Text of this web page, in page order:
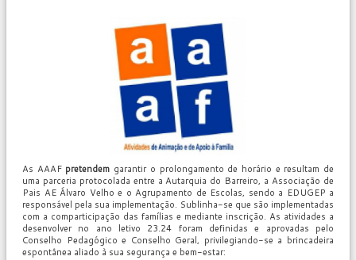
As AAAF pretendem garantir o prolongamento de horário e resultam de
uma parceria protocolada entre a Autarquia do Barreiro, a Associação de
Pais AE Álvaro Velho e o Agrupamento de Escolas, sendo a EDUGEP a
responsável pela sua implementação. Sublinha-se que são implementadas
com a comparticipação das famílias e mediante inscrição. As atividades a
desenvolver no ano letivo 23.24 foram definidas e aprovadas pelo
Conselho Pedagógico e Conselho Geral, privilegiando-se a brincadeira
espontânea aliado à sua segurança e bem-estar: